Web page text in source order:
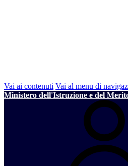
Vai ai contenuti Vai al menu di
Ministero dell'Istruzione e del